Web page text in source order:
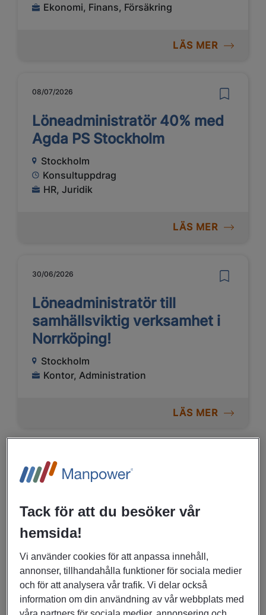
Ekonomi, Finans, Försäkring
LÄS MER
08/07/2026
Löneadministratör 40% med
Agda PS Stockholm
Stockholm
Konsultuppdrag
HR, Juridik
LÄS MER
30/06/2026
Löneadministratör till
samhällsviktig verksamhet i
Norrköping!
Stockholm
Kontor, Administration
LÄS MER
30/06/2026
Löneadministratör till
myndighet i Norrköping
Norrköping
LÄS MER
Tack för att du besöker vår
hemsida!
Vi använder cookies för att anpassa innehåll,
annonser, tillhandahålla funktioner för sociala medier
och för att analysera vår trafik. Vi delar också
information om din användning av vår webbplats med